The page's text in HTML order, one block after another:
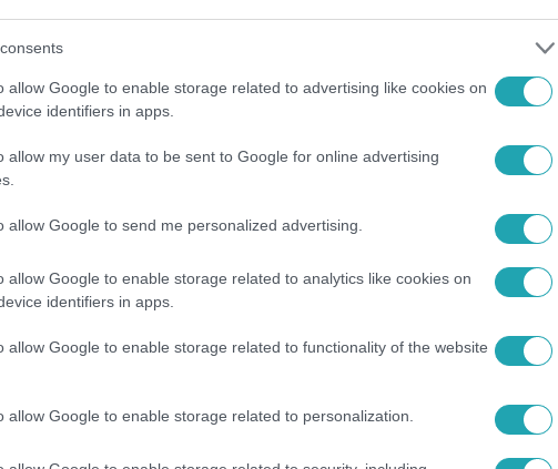
allow Google to enable storage related to advertising like cookies on
identifiers in apps.
allow my user data to be sent to Google for online advertising
allow Google to send me personalized advertising.
allow Google to enable storage related to analytics like cookies on
identifiers in apps.
allow Google to enable storage related to functionality of the website
allow Google to enable storage related to personalization.
fel a
is kérdeztük
az orosz-ukrán háborúról, amelyekről sokan
a valóságot mutatják
ki a hamis híreket, kiderül a riportból.